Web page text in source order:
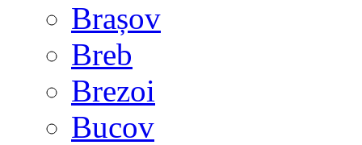
Brașov
Breb
Brezoi
Bucov